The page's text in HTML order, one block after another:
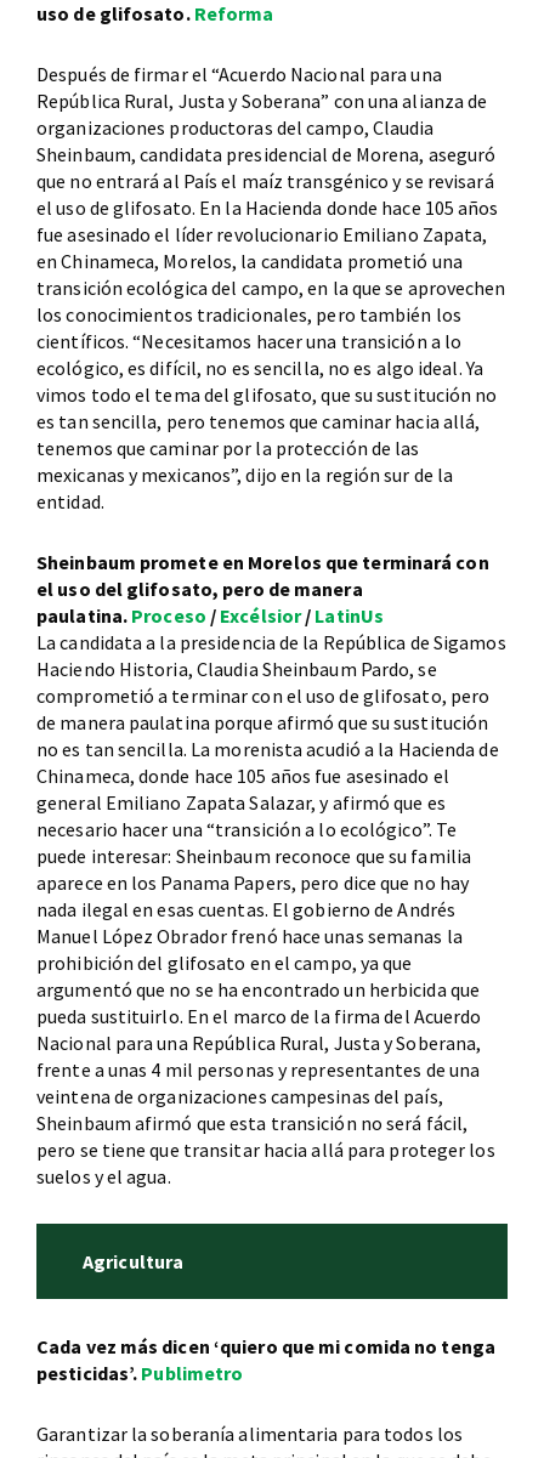
uso de glifosato. Reforma
Después de firmar el “Acuerdo Nacional para una
República Rural, Justa y Soberana” con una alianza de
organizaciones productoras del campo, Claudia
Sheinbaum, candidata presidencial de Morena, aseguró
que no entrará al País el maíz transgénico y se revisará
el uso de glifosato. En la Hacienda donde hace 105 años
fue asesinado el líder revolucionario Emiliano Zapata,
en Chinameca, Morelos, la candidata prometió una
transición ecológica del campo, en la que se aprovechen
los conocimientos tradicionales, pero también los
científicos. “Necesitamos hacer una transición a lo
ecológico, es difícil, no es sencilla, no es algo ideal. Ya
vimos todo el tema del glifosato, que su sustitución no
es tan sencilla, pero tenemos que caminar hacia allá,
tenemos que caminar por la protección de las
mexicanas y mexicanos”, dijo en la región sur de la
entidad.
Sheinbaum promete en Morelos que terminará con
el uso del glifosato, pero de manera
paulatina. Proceso / Excélsior/ LatinUs
La candidata a la presidencia de la República de Sigamos
Haciendo Historia, Claudia Sheinbaum Pardo, se
comprometió a terminar con el uso de glifosato, pero
de manera paulatina porque afirmó que su sustitución
no es tan sencilla. La morenista acudió a la Hacienda de
Chinameca, donde hace 105 años fue asesinado el
general Emiliano Zapata Salazar, y afirmó que es
necesario hacer una “transición a lo ecológico”. Te
puede interesar: Sheinbaum reconoce que su familia
aparece en los Panama Papers, pero dice que no hay
nada ilegal en esas cuentas. El gobierno de Andrés
Manuel López Obrador frenó hace unas semanas la
prohibición del glifosato en el campo, ya que
argumentó que no se ha encontrado un herbicida que
pueda sustituirlo. En el marco de la firma del Acuerdo
Nacional para una República Rural, Justa y Soberana,
frente a unas 4 mil personas y representantes de una
veintena de organizaciones campesinas del país,
Sheinbaum afirmó que esta transición no será fácil,
pero se tiene que transitar hacia allá para proteger los
suelos y el agua.
Agricultura
Cada vez más dicen ‘quiero que mi comida no tenga
pesticidas’. Publimetro
Garantizar la soberanía alimentaria para todos los